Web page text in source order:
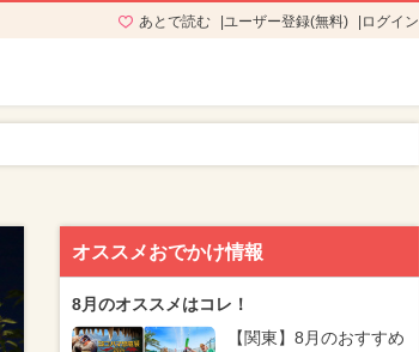
あとで読む ユーザー登録(無料) ログイン
オススメおでかけ情報
8月のオススメはコレ！
【関東】8月のおすすめ